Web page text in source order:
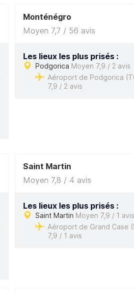
Monténégro
Moyen 7,7 / 56 avis
Les lieux les plus prisés :
Podgorica Moyen 7,9 / 2 avis
Aéroport de Podgorica
7,9 / 2 avis
Saint Martin
Moyen 7,8 / 4 avis
Les lieux les plus prisés :
Saint Martin Moyen 7,9 / 1 avis
Aéroport de Grand Case
7,9 / 1 avis